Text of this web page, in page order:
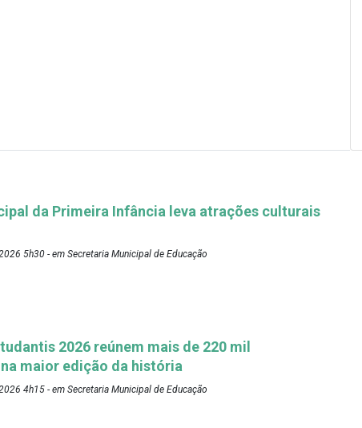
da Primeira Infância leva atrações culturais
5h30 - em Secretaria Municipal de Educação
2026 reúnem mais de 220 mil
maior edição da história
4h15 - em Secretaria Municipal de Educação